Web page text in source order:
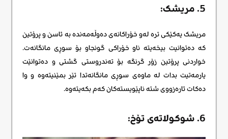
5. مریشک:
مریشک یەکێکی ترە لەو خۆراکانەی دەوڵەمەندە بە ئاسن و پرۆتین
کە دەتوانیت بیخەیتە ناو خۆراکی گونجاو بۆ سوڕی مانگانەت.
خواردنی پرۆتین زۆر گرنگە بۆ تەندروستی گشتی و دەتوانێت
یارمەتیت بدات لە ماوەی سوڕی مانگانەتدا تێر بمێنیتەوە و وا
دەکات ئارەزووی شتە ناپێویستەکان کەم بکەیتەوە.
6. شوکولاتەی تۆخ: